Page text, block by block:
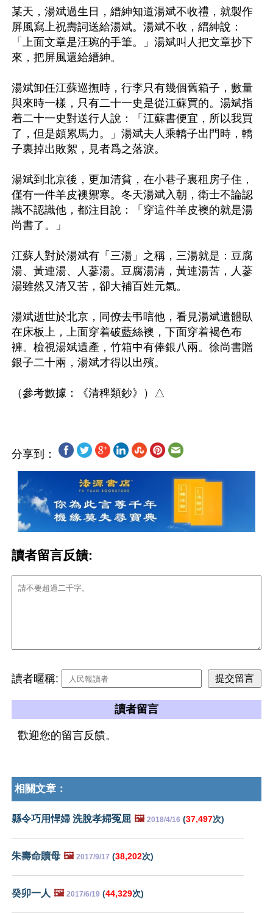
某天，湯斌過生日，縉紳知道湯斌不收禮，就製作
屏風寫上祝壽詞送給湯斌。湯斌不收，縉紳說：
「上面文章是汪琬的手筆。」湯斌叫人把文章抄下
來，把屏風還給縉紳。
湯斌卸任江蘇巡撫時，行李只有幾個舊箱子，數量
與來時一樣，只有二十一史是從江蘇買的。湯斌指
着二十一史對送行人說：「江蘇書便宜，所以我買
了，但是頗累馬力。」湯斌夫人乘轎子出門時，轎
子裏掉出敗絮，見者爲之落淚。
湯斌到北京後，更加清貧，在小巷子裏租房子住，
僅有一件羊皮襖禦寒。冬天湯斌入朝，衛士不論認
識不認識他，都注目說：「穿這件羊皮襖的就是湯
尚書了。」
江蘇人對於湯斌有「三湯」之稱，三湯就是：豆腐
湯、黃連湯、人蔘湯。豆腐湯清，黃連湯苦，人蔘
湯雖然又清又苦，卻大補百姓元氣。
湯斌逝世於北京，同僚去弔唁他，看見湯斌遺體臥
在床板上，上面穿着破藍絲襖，下面穿着褐色布
褲。檢視湯斌遺產，竹箱中有俸銀八兩。徐尚書贈
銀子二十兩，湯斌才得以出殯。
分享到：
讀者留言反饋:
讀者暱稱:
讀者留言
歡迎您的留言反饋。
相關文章：
縣令巧用悍婦 洗脫孝婦冤屈 🖼️ 2018/4/16 (37,497次)
朱壽命贖母 🖼️ 2017/9/17 (38,202次)
癸卯一人 🖼️ 2017/6/19 (44,329次)